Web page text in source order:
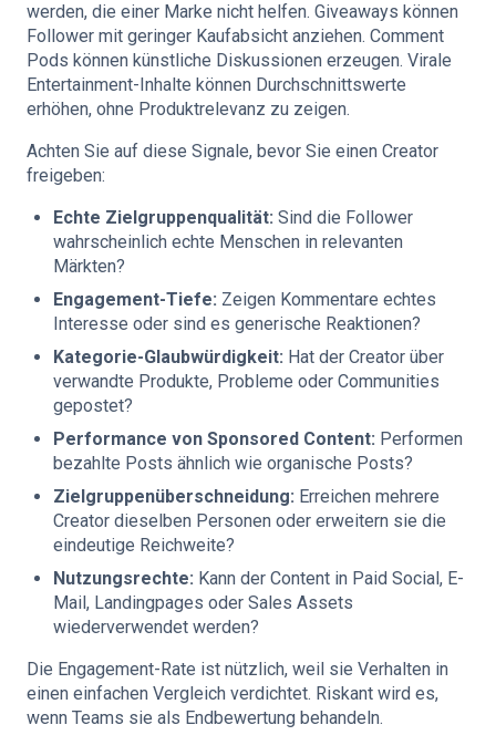
werden, die einer Marke nicht helfen. Giveaways können
Follower mit geringer Kaufabsicht anziehen. Comment
Pods können künstliche Diskussionen erzeugen. Virale
Entertainment-Inhalte können Durchschnittswerte
erhöhen, ohne Produktrelevanz zu zeigen.
Achten Sie auf diese Signale, bevor Sie einen Creator
freigeben:
Echte Zielgruppenqualität: Sind die Follower
wahrscheinlich echte Menschen in relevanten
Märkten?
Engagement-Tiefe: Zeigen Kommentare echtes
Interesse oder sind es generische Reaktionen?
Kategorie-Glaubwürdigkeit: Hat der Creator über
verwandte Produkte, Probleme oder Communities
gepostet?
Performance von Sponsored Content: Performen
bezahlte Posts ähnlich wie organische Posts?
Zielgruppenüberschneidung: Erreichen mehrere
Creator dieselben Personen oder erweitern sie die
eindeutige Reichweite?
Nutzungsrechte: Kann der Content in Paid Social, E-
Mail, Landingpages oder Sales Assets
wiederverwendet werden?
Die Engagement-Rate ist nützlich, weil sie Verhalten in
einen einfachen Vergleich verdichtet. Riskant wird es,
wenn Teams sie als Endbewertung behandeln.